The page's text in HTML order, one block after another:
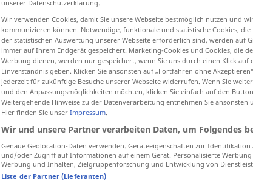
antippen)
cvrlikat
unserer Datenschutzerklärung.
Wir verwenden Cookies, damit Sie unsere Webseite bestmöglich nutzen und
kommunizieren können. Notwendige, funktionale und statistische Cookies,
der statistischen Auswertung unserer Webseite erforderlich sind, werden auf
immer auf Ihrem Endgerät gespeichert. Marketing-Cookies und Cookies, die
Werbung dienen, werden nur gespeichert, wenn Sie uns durch einen Klick auf
Einverständnis geben. Klicken Sie ansonsten auf „Fortfahren ohne
jederzeit für zukünftige Besuche unserer Webseite widerrufen. Wenn Sie
und den Anpassungsmöglichkeiten möchten, klicken Sie einfach auf den
Weitergehende Hinweise zu der Datenverarbeitung entnehmen Sie ansonsten
Hier finden Sie unser Impressum.
Wir und unsere Partner verarbeiten Daten, um Folgendes
Genaue Geolocation-Daten verwenden. Geräteeigenschaften zur
und/oder Zugriff auf Informationen auf einem Gerät. Personalisierte
Werbung und Inhalten, Zielgruppenforschung und Entwicklung von
Liste der Partner (Lieferanten)